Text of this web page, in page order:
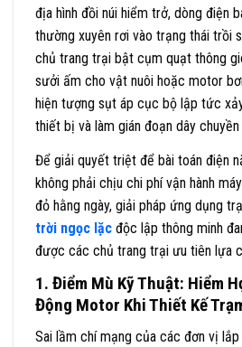
địa hình đồi núi hiểm trở, dòng điện
thường xuyên rơi vào trạng thái trồi
chủ trang trại bật cụm quạt thông
sưởi ấm cho vật nuôi hoặc motor
hiện tượng sụt áp cục bộ lập tức
thiết bị và làm gián đoạn dây
Để giải quyết triệt để bài toán điện
không phải chịu chi phí vận hành
đỏ hằng ngày, giải pháp ứng dụng
trời ngọc lặc độc lập thông minh
được các chủ trang trại ưu tiên lựa
1. Điểm Mù Kỹ Thuật: Hiểm
Động Motor Khi Thiết Kế
Sai lầm chí mạng của các đơn vị